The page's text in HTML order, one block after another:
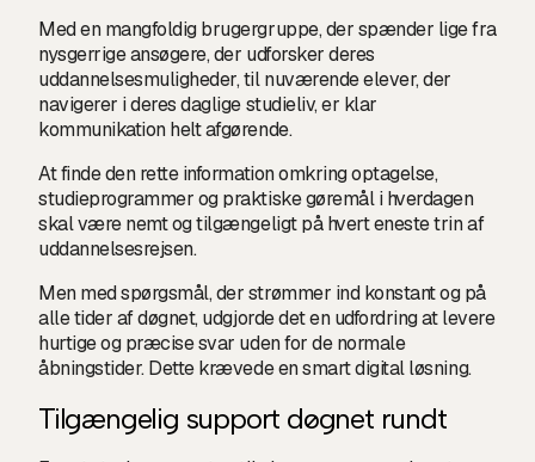
Med en mangfoldig brugergruppe, der spænder lige fra
nysgerrige ansøgere, der udforsker deres
uddannelsesmuligheder, til nuværende elever, der
navigerer i deres daglige studieliv, er klar
kommunikation helt afgørende.
At finde den rette information omkring optagelse,
studieprogrammer og praktiske gøremål i hverdagen
skal være nemt og tilgængeligt på hvert eneste trin af
uddannelsesrejsen.
Men med spørgsmål, der strømmer ind konstant og på
alle tider af døgnet, udgjorde det en udfordring at levere
hurtige og præcise svar uden for de normale
åbningstider. Dette krævede en smart digital løsning.
Tilgængelig support døgnet rundt